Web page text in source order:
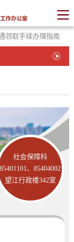
领取手续办理指南
社会保障科
85401101、85404002
望江行政楼342室